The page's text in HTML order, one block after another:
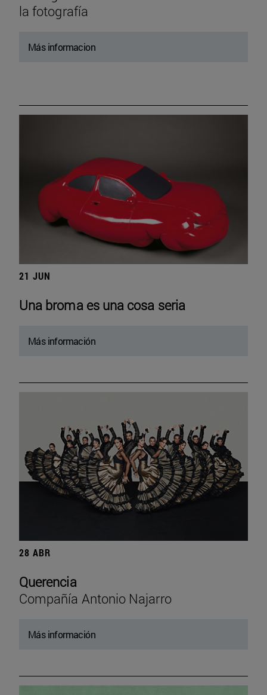
la fotografía
Más informacion
21 JUN
Una broma es una cosa seria
Más información
28 ABR
Querencia
Compañía Antonio Najarro
Más información